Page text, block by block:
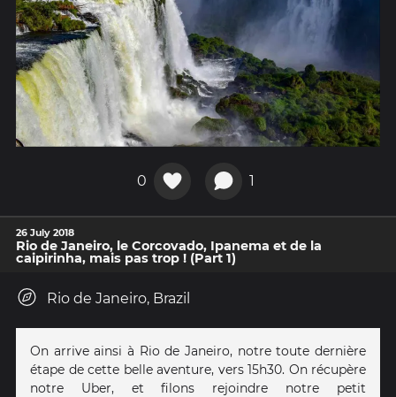
0 1
26 July 2018
Rio de Janeiro, le Corcovado, Ipanema et de la
caipirinha, mais pas trop ! (Part 1)
Rio de Janeiro, Brazil
On arrive ainsi à Rio de Janeiro, notre toute dernière
étape de cette belle aventure, vers 15h30. On récupère
notre Uber, et filons rejoindre notre petit